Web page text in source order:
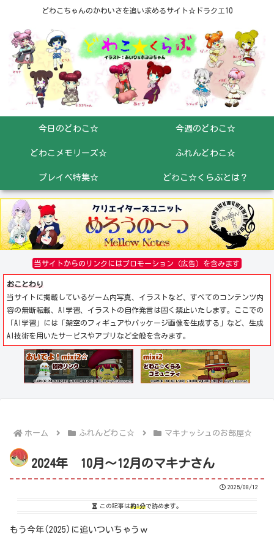
どわこちゃんのかわいさを追い求めるサイト☆ドラクエ10
今日のどわこ☆ 今週のどわこ☆
どわこメモリーズ☆ ふれんどわこ☆
プレイベ特集☆ どわこ☆くらぶとは？
当サイトからのリンクにはプロモーション（広告）を含みます
おことわり
当サイトに掲載しているゲーム内写真、イラストなど、すべてのコンテンツ内
容の無断転載、AI学習、イラストの自作発言は固く禁止いたします。ここでの
「AI学習」には「架空のフィギュアやパッケージ画像を生成する」など、生成
AI技術を用いたサービスやアプリなど全般を含みます。
ホーム ふれんどわこ☆ マキナッシュのお部屋☆
2024年 10月～12月のマキナさん
2025/08/12
この記事は約1分で読めます。
もう今年(2025)に追いついちゃうｗ